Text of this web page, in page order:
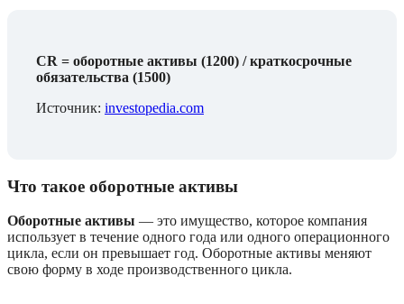
CR = оборотные активы (1200) / краткосрочные
обязательства (1500)
Источник: investopedia.com
Что такое оборотные активы
Оборотные активы — это имущество, которое компания
использует в течение одного года или одного операционного
цикла, если он превышает год. Оборотные активы меняют
свою форму в ходе производственного цикла.